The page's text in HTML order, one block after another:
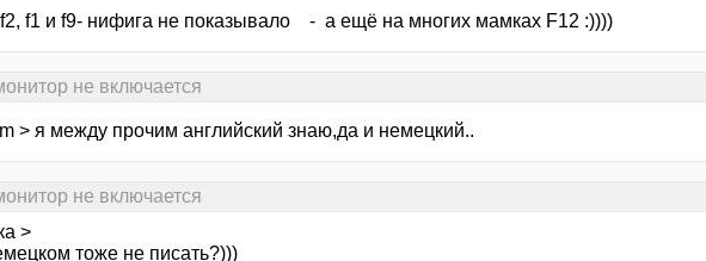
f2, f1 и f9- нифига не показывало - а ещё на многих мамках F12 :))))
не включается
> я между прочим английский знаю,да и немецкий..
не включается
>
тоже не писать?)))